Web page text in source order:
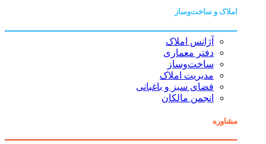
املاک و ساخت‌وساز
آژانس املاک
دفتر معماری
ساخت‌وساز
مدیریت املاک
فضای سبز و باغبانی
انجمن مالکان
مشاوره